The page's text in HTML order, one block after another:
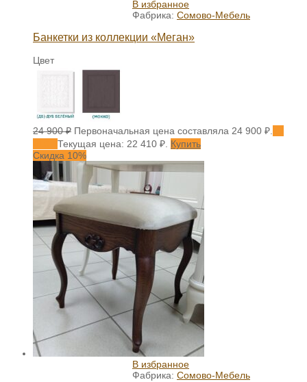
В избранное
Фабрика: Сомово-Мебель
Банкетки из коллекции «Меган»
Цвет
24 900₽ Первоначальная цена составляла 24 900 ₽.
Текущая цена: 22 410 ₽. Купить
Скидка 10%
В избранное
Фабрика: Сомово-Мебель